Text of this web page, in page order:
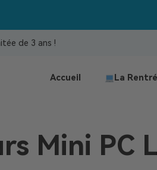
de 3 ans !
Accueil La
Mini PC